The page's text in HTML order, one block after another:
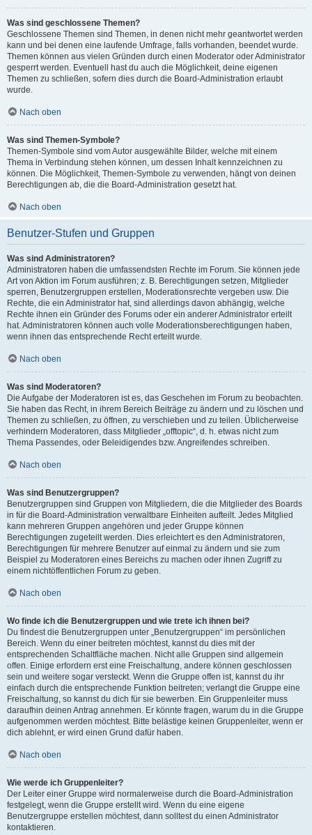
Was sind geschlossene Themen?
Geschlossene Themen sind Themen, in denen nicht mehr geantwortet werden
kann und bei denen eine laufende Umfrage, falls vorhanden, beendet wurde.
Themen können aus vielen Gründen durch einen Moderator oder Administrator
gesperrt werden. Eventuell hast du auch die Möglichkeit, deine eigenen
Themen zu schließen, sofern dies durch die Board-Administration erlaubt
wurde.
Nach oben
Was sind Themen-Symbole?
Themen-Symbole sind vom Autor ausgewählte Bilder, welche mit einem
Thema in Verbindung stehen können, um dessen Inhalt kennzeichnen zu
können. Die Möglichkeit, Themen-Symbole zu verwenden, hängt von deinen
Berechtigungen ab, die die Board-Administration gesetzt hat.
Nach oben
Benutzer-Stufen und Gruppen
Was sind Administratoren?
Administratoren haben die umfassendsten Rechte im Forum. Sie können jede
Art von Aktion im Forum ausführen; z. B. Berechtigungen setzen, Mitglieder
sperren, Benutzergruppen erstellen, Moderationsrechte vergeben usw. Die
Rechte, die ein Administrator hat, sind allerdings davon abhängig, welche
Rechte ihnen ein Gründer des Forums oder ein anderer Administrator erteilt
hat. Administratoren können auch volle Moderationsberechtigungen haben,
wenn ihnen das entsprechende Recht erteilt wurde.
Nach oben
Was sind Moderatoren?
Die Aufgabe der Moderatoren ist es, das Geschehen im Forum zu beobachten.
Sie haben das Recht, in ihrem Bereich Beiträge zu ändern und zu löschen und
Themen zu schließen, zu öffnen, zu verschieben und zu teilen. Üblicherweise
verhindern Moderatoren, dass Mitglieder „offtopic“, d. h. etwas nicht zum
Thema Passendes, oder Beleidigendes bzw. Angreifendes schreiben.
Nach oben
Was sind Benutzergruppen?
Benutzergruppen sind Gruppen von Mitgliedern, die die Mitglieder des Boards
in für die Board-Administration verwaltbare Einheiten aufteilt. Jedes Mitglied
kann mehreren Gruppen angehören und jeder Gruppe können
Berechtigungen zugeteilt werden. Dies erleichtert es den Administratoren,
Berechtigungen für mehrere Benutzer auf einmal zu ändern und sie zum
Beispiel zu Moderatoren eines Bereichs zu machen oder ihnen Zugriff zu
einem nichtöffentlichen Forum zu geben.
Nach oben
Wo finde ich die Benutzergruppen und wie trete ich ihnen bei?
Du findest die Benutzergruppen unter „Benutzergruppen“ im persönlichen
Bereich. Wenn du einer beitreten möchtest, kannst du dies mit der
entsprechenden Schaltfläche machen. Nicht alle Gruppen sind allgemein
offen. Einige erfordern erst eine Freischaltung, andere können geschlossen
sein und weitere sogar versteckt. Wenn die Gruppe offen ist, kannst du ihr
einfach durch die entsprechende Funktion beitreten; verlangt die Gruppe eine
Freischaltung, so kannst du dich für sie bewerben. Ein Gruppenleiter muss
daraufhin deinen Antrag annehmen. Er könnte fragen, warum du in die Gruppe
aufgenommen werden möchtest. Bitte belästige keinen Gruppenleiter, wenn er
dich ablehnt, er wird einen Grund dafür haben.
Nach oben
Wie werde ich Gruppenleiter?
Der Leiter einer Gruppe wird normalerweise durch die Board-Administration
festgelegt, wenn die Gruppe erstellt wird. Wenn du eine eigene
Benutzergruppe erstellen möchtest, dann solltest du einen Administrator
kontaktieren.